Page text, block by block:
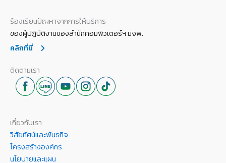
ร้องเรียนปัญหาจากการให้บริการ
ของผู้ปฏิบัติงานของสำนักคอมพิวเตอร์ฯ มจพ.
คลิกที่นี่
ติดตามเรา
เกี่ยวกับเรา
วิสัยทัศน์และพันธกิจ
โครงสร้างองค์กร
นโยบายและแผน